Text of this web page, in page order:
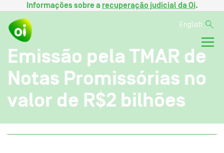
Informações sobre a recuperação judicial da Oi.
English
Emissão pela TMAR de
Notas Promissórias no
valor de R$2 bilhões